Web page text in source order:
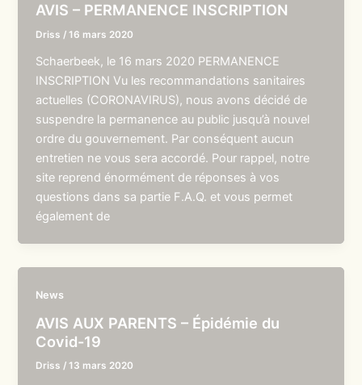
AVIS – PERMANENCE INSCRIPTION
Driss /16 mars 2020
Schaerbeek, le 16 mars 2020 PERMANENCE
INSCRIPTION Vu les recommandations sanitaires
actuelles (CORONAVIRUS), nous avons décidé de
suspendre la permanence au public jusqu’à nouvel
ordre du gouvernement. Par conséquent aucun
entretien ne vous sera accordé. Pour rappel, notre
site reprend énormément de réponses à vos
questions dans sa partie F.A.Q. et vous permet
également de
News
AVIS AUX PARENTS – Épidémie du
Covid-19
Driss /13 mars 2020